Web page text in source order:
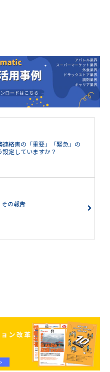
連絡書の「重要」「緊急」の
設定していますか？
の報告